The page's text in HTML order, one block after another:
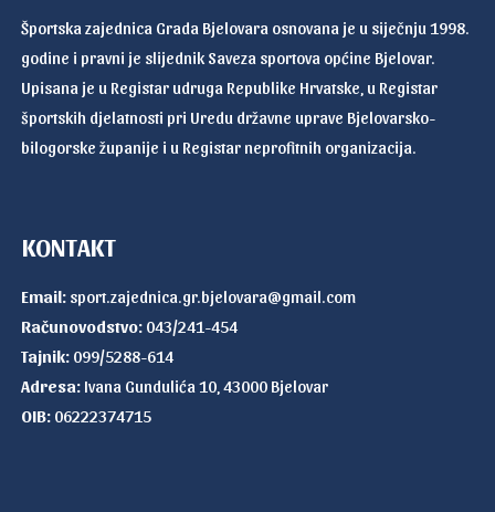
Športska zajednica Grada Bjelovara osnovana je u siječnju 1998.
godine i pravni je slijednik Saveza sportova općine Bjelovar.
Upisana je u Registar udruga Republike Hrvatske, u Registar
športskih djelatnosti pri Uredu državne uprave Bjelovarsko-
bilogorske županije i u Registar neprofitnih organizacija.
KONTAKT
Email: sport.zajednica.gr.bjelovara@gmail.com
Računovodstvo: 043/241-454
Tajnik: 099/5288-614
Adresa: Ivana Gundulića 10, 43000 Bjelovar
OIB: 06222374715